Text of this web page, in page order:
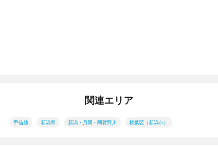
関連エリア
甲信越 新潟県 新潟・月岡・阿賀野川 秋葉区（新潟市）